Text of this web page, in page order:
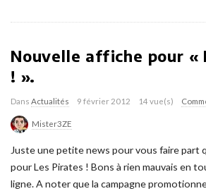
Nouvelle affiche pour «
! ».
Dans Actualités 9 février 2012 14 vue(s)
Mister3ZE
Juste une petite news pour vous faire part
pour Les Pirates ! Bons à rien mauvais en
ligne. A noter que la campagne